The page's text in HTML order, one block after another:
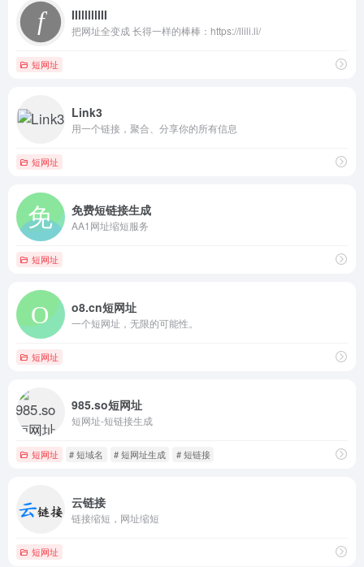
IIllllllIII
把网址全变成 长得一样的棒棒：https://llili.li/
短网址
Link3
用一个链接，聚合、分享你的所有信息
短网址
免费短链接生成
AA1网址缩短服务
短网址
o8.cn短网址
一个短网址，无限的可能性。
短网址
985.so短网址
短网址-短链接生成
短网址 # 短域名 # 短网址生成 # 短链接
云链接
链接缩短，网址缩短
短网址